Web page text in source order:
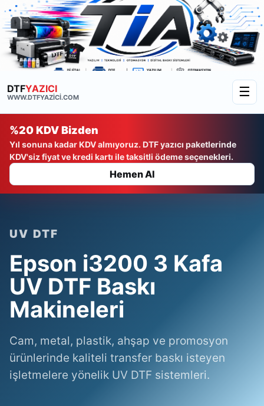
DTFYAZICI
WWW.DTFYAZICI.COM ☰
%20 KDV Bizden
Yıl sonuna kadar KDV almıyoruz. DTF yazıcı paketlerinde
KDV'siz fiyat ve kredi kartı ile taksitli ödeme seçenekleri.
Hemen Al
UV DTF
Epson i3200 3 Kafa
UV DTF Baskı
Makineleri
Cam, metal, plastik, ahşap ve promosyon
ürünlerinde kaliteli transfer baskı isteyen
işletmelere yönelik UV DTF sistemleri.